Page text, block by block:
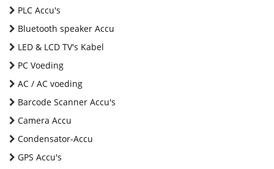
PLC Accu's
Bluetooth speaker Accu
LED & LCD TV's Kabel
PC Voeding
AC / AC voeding
Barcode Scanner Accu's
Camera Accu
Condensator-Accu
GPS Accu's